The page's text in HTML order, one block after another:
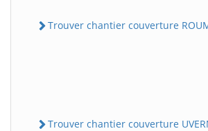
Trouver chantier couverture
Trouver chantier couverture